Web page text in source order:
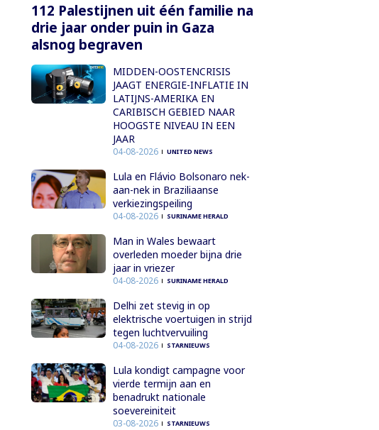
112 Palestijnen uit één familie na
drie jaar onder puin in Gaza
alsnog begraven
MIDDEN-OOSTENCRISIS
JAAGT ENERGIE-INFLATIE IN
LATIJNS-AMERIKA EN
CARIBISCH GEBIED NAAR
HOOGSTE NIVEAU IN EEN
JAAR
04-08-2026 UNITED NEWS
Lula en Flávio Bolsonaro nek-
aan-nek in Braziliaanse
verkiezingspeiling
04-08-2026 SURINAME HERALD
Man in Wales bewaart
overleden moeder bijna drie
jaar in vriezer
04-08-2026 SURINAME HERALD
Delhi zet stevig in op
elektrische voertuigen in strijd
tegen luchtvervuiling
04-08-2026 STARNIEUWS
Lula kondigt campagne voor
vierde termijn aan en
benadrukt nationale
soevereiniteit
03-08-2026 STARNIEUWS